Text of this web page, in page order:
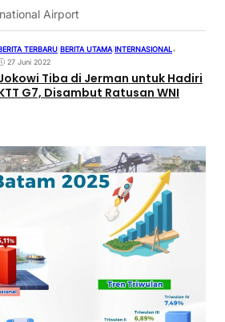
Airport
TERBARU BERITA UTAMA INTERNASIONAL•
27 Juni 2022
Tiba di Jerman untuk Hadiri
G7, Disambut Ratusan WNI